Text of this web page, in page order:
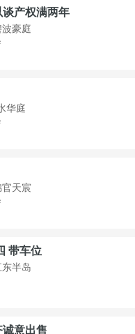
产权满两年
豪庭
华庭
天宸
带车位
半岛
意出售